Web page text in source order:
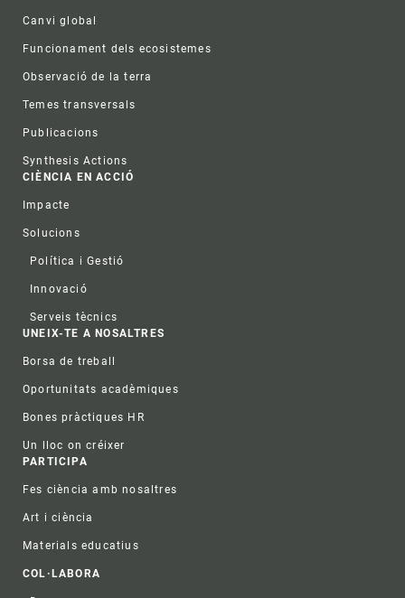
Canvi global
Funcionament dels ecosistemes
Observació de la terra
Temes transversals
Publicacions
Synthesis Actions
CIÈNCIA EN ACCIÓ
Impacte
Solucions
Política i Gestió
Innovació
Serveis tècnics
UNEIX-TE A NOSALTRES
Borsa de treball
Oportunitats acadèmiques
Bones pràctiques HR
Un lloc on créixer
PARTICIPA
Fes ciència amb nosaltres
Art i ciència
Materials educatius
COL·LABORA